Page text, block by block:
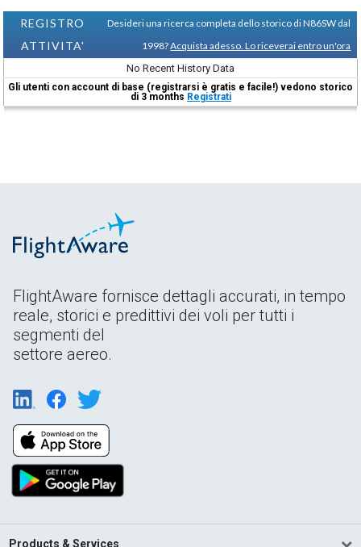
REGISTRO
ATTIVITA'
Desideri una ricerca completa dello storico di N86SW dal
1998?Acquista adesso. Lo riceverai entro un'ora
No Recent History Data
Gli utenti con account di base (registrarsi è gratis e facile!) vedono storico
di 3 months Registrati
FlightAware fornisce dettagli accurati, in tempo
reale, storici e predittivi dei voli per tutti i
segmenti del
settore aereo.
Products & Services